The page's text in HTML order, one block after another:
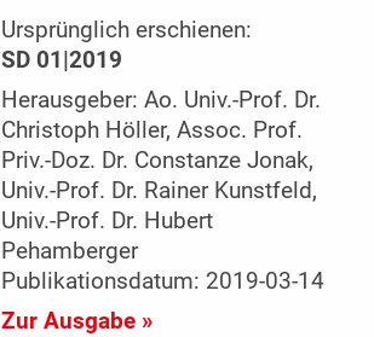
Ursprünglich erschienen:
SD 01|2019
Herausgeber: Ao. Univ.-Prof. Dr.
Christoph Höller, Assoc. Prof.
Priv.-Doz. Dr. Constanze Jonak,
Univ.-Prof. Dr. Rainer Kunstfeld,
Univ.-Prof. Dr. Hubert
Pehamberger
Publikationsdatum: 2019-03-14
Zur Ausgabe »